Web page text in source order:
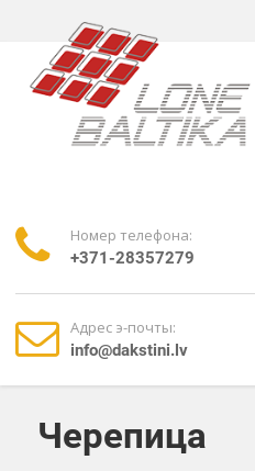
Номер телефона:
+371-28357279
Адрес э-почты:
info@dakstini.lv
Черепица